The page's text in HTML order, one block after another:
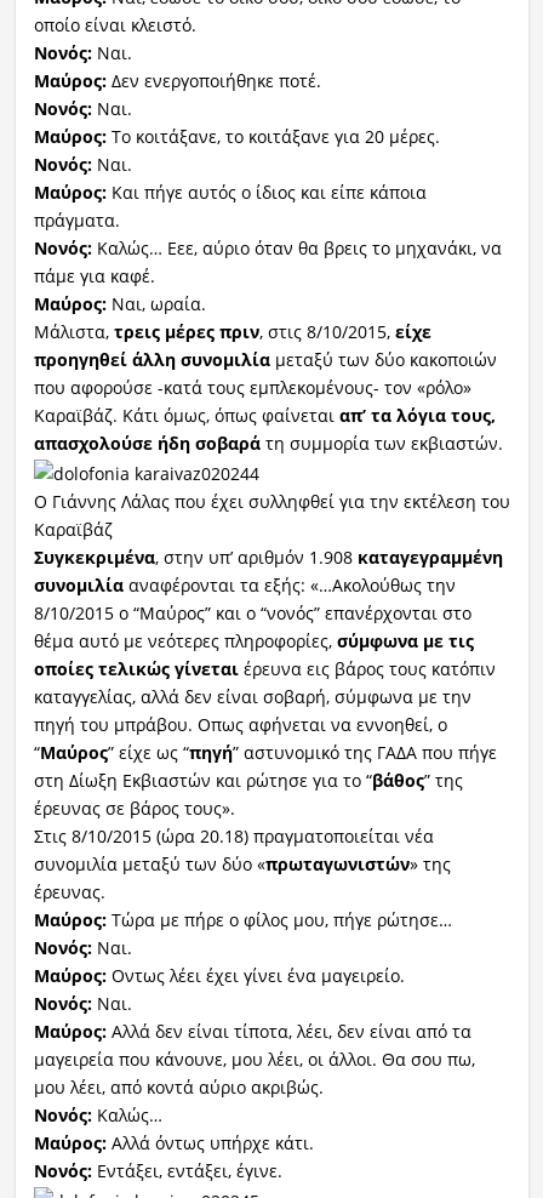
οποίο είναι κλειστό.
Νονός:Ναι.
Μαύρος:Δεν ενεργοποιήθηκε ποτέ.
Νονός:Ναι.
Μαύρος:Το κοιτάξανε, το κοιτάξανε για 20 μέρες.
Νονός:Ναι.
Μαύρος:Και πήγε αυτός ο ίδιος και είπε κάποια
πράγματα.
Νονός:Καλώς… Εεε, αύριο όταν θα βρεις το μηχανάκι, να
πάμε για καφέ.
Μαύρος:Ναι, ωραία.
Μάλιστα, τρεις μέρες πριν, στις 8/10/2015,είχε
προηγηθεί άλλη συνομιλίαμεταξύ των δύο κακοποιών
που αφορούσε -κατά τους εμπλεκομένους- τον «ρόλο»
Καραϊβάζ. Κάτι όμως, όπως φαίνεται απ’ τα λόγια τους,
απασχολούσε ήδη σοβαράτη συμμορία των εκβιαστών.
Ο Γιάννης Λάλας που έχει συλληφθεί για την εκτέλεση του
Καραϊβάζ
Συγκεκριμένα, στην υπ’ αριθμόν 1.908καταγεγραμμένη
συνομιλίααναφέρονται τα εξής: «…Ακολούθως την
8/10/2015 ο “Μαύρος” και ο “νονός” επανέρχονται στο
θέμα αυτό με νεότερες πληροφορίες,σύμφωνα με τις
οποίες τελικώς γίνεταιέρευνα εις βάρος τους κατόπιν
καταγγελίας, αλλά δεν είναι σοβαρή, σύμφωνα με την
πηγή του μπράβου. Οπως αφήνεται να εννοηθεί, ο
“Μαύρος” είχε ως “πηγή” αστυνομικό της ΓΑΔΑ που πήγε
στη Δίωξη Εκβιαστών και ρώτησε για το “βάθος” της
έρευνας σε βάρος τους».
Στις 8/10/2015 (ώρα 20.18) πραγματοποιείται νέα
συνομιλία μεταξύ των δύο «πρωταγωνιστών» της
έρευνας.
Μαύρος:Τώρα με πήρε ο φίλος μου, πήγε ρώτησε…
Νονός:Ναι.
Μαύρος:Οντως λέει έχει γίνει ένα μαγειρείο.
Νονός:Ναι.
Μαύρος:Αλλά δεν είναι τίποτα, λέει, δεν είναι από τα
μαγειρεία που κάνουνε, μου λέει, οι άλλοι. Θα σου πω,
μου λέει, από κοντά αύριο ακριβώς.
Νονός:Καλώς…
Μαύρος:Αλλά όντως υπήρχε κάτι.
Νονός:Εντάξει, εντάξει, έγινε.